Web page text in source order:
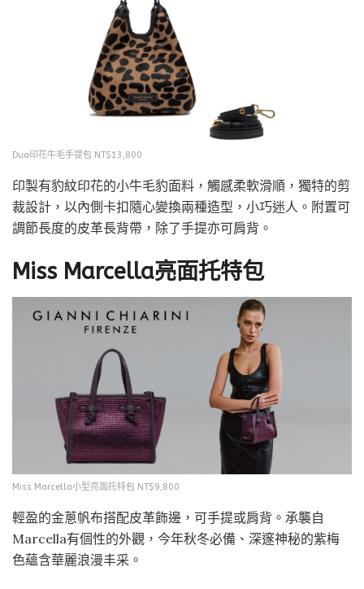
Dua印花牛毛手提包 NT$13,800
印製有豹紋印花的小牛毛豹面料，觸感柔軟滑順，獨特的剪
裁設計，以內側卡扣隨心變換兩種造型，小巧迷人。附置可
調節長度的皮革長背帶，除了手提亦可肩背。
Miss Marcella亮面托特包
Miss Marcella小型亮面托特包 NT$9,800
輕盈的金蔥帆布搭配皮革飾邊，可手提或肩背。承襲自
Marcella有個性的外觀，今年秋冬必備、深邃神秘的紫梅
色蘊含華麗浪漫丰采。